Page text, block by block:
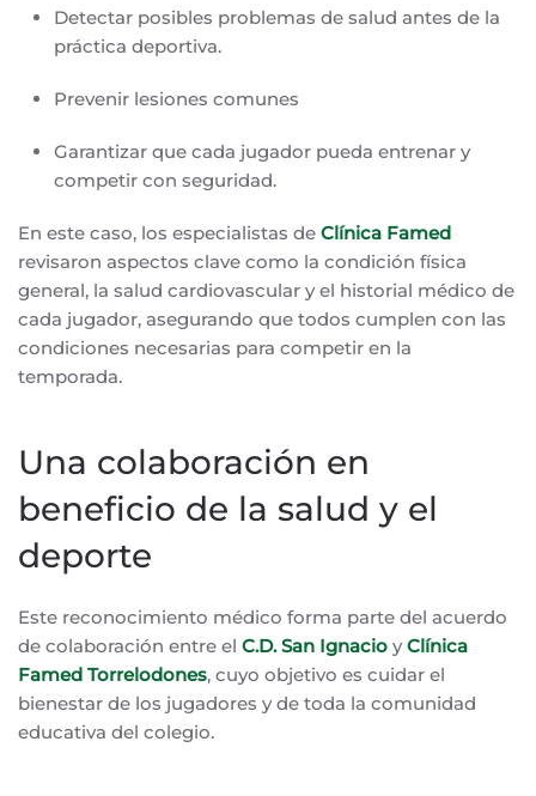
Detectar posibles problemas de salud antes de la
práctica deportiva.
Prevenir lesiones comunes
Garantizar que cada jugador pueda entrenar y
competir con seguridad.
En este caso, los especialistas de Clínica Famed
revisaron aspectos clave como la condición física
general, la salud cardiovascular y el historial médico de
cada jugador, asegurando que todos cumplen con las
condiciones necesarias para competir en la
temporada.
Una colaboración en
beneficio de la salud y el
deporte
Este reconocimiento médico forma parte del acuerdo
de colaboración entre el C.D. San Ignacio yClínica
Famed Torrelodones, cuyo objetivo es cuidar el
bienestar de los jugadores y de toda la comunidad
educativa del colegio.